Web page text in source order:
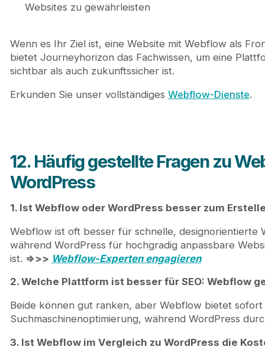
Websites zu gewährleisten
Wenn es Ihr Ziel ist, eine Website mit Webflow als
bietet Journeyhorizon das Fachwissen, um eine
sichtbar als auch zukunftssicher ist.
Erkunden Sie unser vollständiges Webflow-Dienste.
12. Häufig gestellte Fragen zu
WordPress
1. Ist Webflow oder WordPress besser zum
Webflow ist oft besser für schnelle, designorientierte
während WordPress für hochgradig anpassbare
ist. =>>> Webflow-Experten engagieren
2. Welche Plattform ist besser für SEO: Webflow
Beide können gut ranken, aber Webflow bietet
Suchmaschinenoptimierung, während WordPress
3. Ist Webflow im Vergleich zu WordPress die